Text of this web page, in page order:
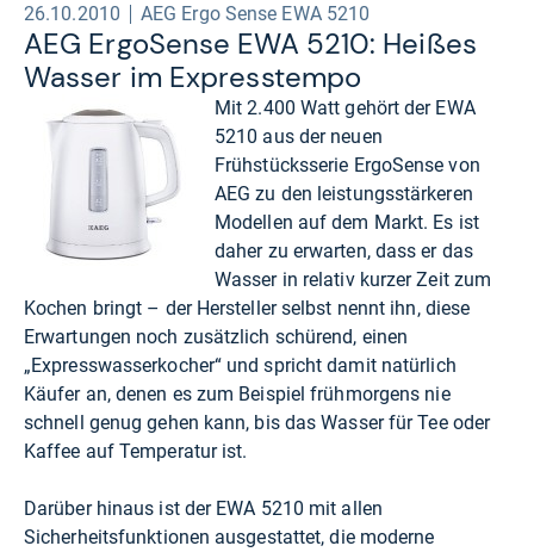
26.10.2010 AEG Ergo Sense EWA 5210
AEG Ergo­Sense EWA 5210: Hei­ßes
Was­ser im Expres­stempo
Mit 2.400 Watt gehört der EWA
5210 aus der neuen
Frühstücksserie ErgoSense von
AEG zu den leistungsstärkeren
Modellen auf dem Markt. Es ist
daher zu erwarten, dass er das
Wasser in relativ kurzer Zeit zum
Kochen bringt – der Hersteller selbst nennt ihn, diese
Erwartungen noch zusätzlich schürend, einen
„Expresswasserkocher“ und spricht damit natürlich
Käufer an, denen es zum Beispiel frühmorgens nie
schnell genug gehen kann, bis das Wasser für Tee oder
Kaffee auf Temperatur ist.
Darüber hinaus ist der EWA 5210 mit allen
Sicherheitsfunktionen ausgestattet, die moderne